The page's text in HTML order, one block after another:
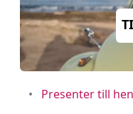
•
Presenter till